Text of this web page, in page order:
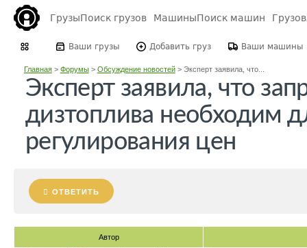
ГрузыПоиск грузов МашиныПоиск машин
Ваши грузы Добавить груз Ваши машины
Главная> Форумы> Обсуждение новостей> Эксперт заявила, что...
Эксперт заявила, что
дизтоплива необходим
регулирования цен
ОТВЕТИТЬ
Автор